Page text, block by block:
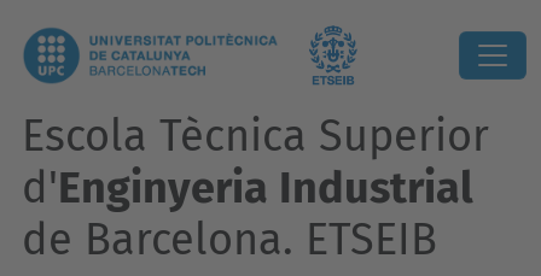
Escola Tècnica Superior
d'Enginyeria Industrial
de Barcelona. ETSEIB